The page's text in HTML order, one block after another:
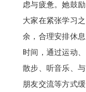
虑与疲惫。她鼓励
大家在紧张学习之
余，合理安排休息
时间，通过运动、
散步、听音乐、与
朋友交流等方式缓